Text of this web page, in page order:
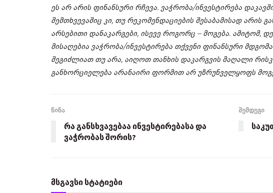
ეს არ არის ფინანსური რჩევა. ვაჭრობა/ინვესტირება
შემთხვევაშიც კი, თუ რეკომენდაციების შესაბამისად
არსებითი დანაკარგები, ისევე როგორც – მოგება.
მისაღებია ვაჭრობა/ინვესტირება თქვენი ფინანსური
შეგიძლიათ თუ არა, აიღოთ თანხის დაკარგვის მაღალი
განხორციელება არანაირი ფორმით არ უზრუნველყოფს
წინა
რა განსხვავებაა ინვესტირებასა და
ვაჭრობას შორის?
შემდეგი
მსგავსი სტატიები